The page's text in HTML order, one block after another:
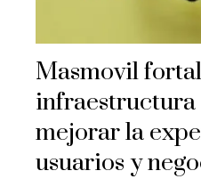
Masmovil
mejorar la
usuarios y